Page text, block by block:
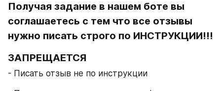
Получая задание в нашем боте вы
соглашаетесь с тем что все отзывы
нужно писать строго по ИНСТРУКЦИИ!!!
ЗАПРЕЩАЕТСЯ
- Писать отзыв не по инструкции